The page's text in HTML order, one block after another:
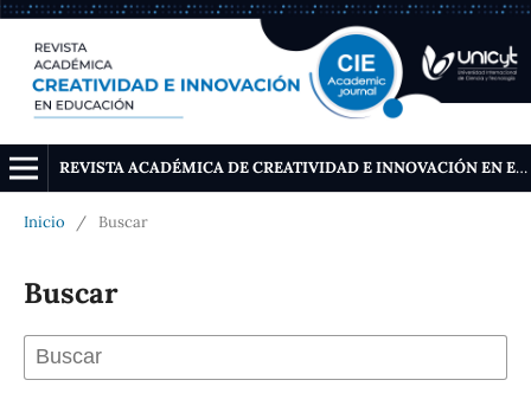
REVISTA ACADÉMICA DE CREATIVIDAD E INNOVACIÓN EN EDUCACIÓN
Inicio / Buscar
Buscar